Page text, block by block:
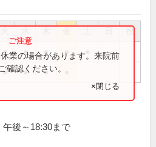
祝
● ● ● ●
● ● ●
業の場合があります。来院前
確認ください。
×閉じる
後～18:30まで